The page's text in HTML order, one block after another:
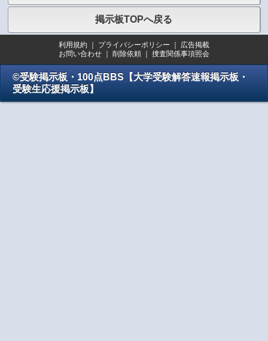
掲示板TOPへ戻る
利用規約 プライバシーポリシー
広告掲載
お問い合わせ
削除依頼 捜査関係事項照会
©受験掲示板・100点BBS【大学受験解答速報掲示板・
受験生応援掲示板】